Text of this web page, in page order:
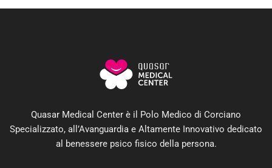
Quasar Medical Center è il Polo Medico di Corciano
Specializzato, all’Avanguardia e Altamente Innovativo dedicato
al benessere psico fisico della persona.